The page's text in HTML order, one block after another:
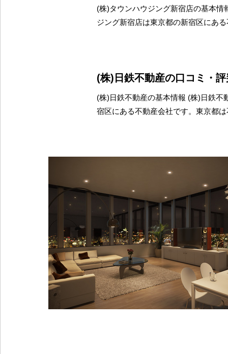
(株)タウンハウジング新宿店の基本情
ジング新宿店は東京都の新宿区にあ
(株)日鉄不動産の口コミ・
(株)日鉄不動産の基本情報 (株)日鉄不
宿区にある不動産会社です。東京都